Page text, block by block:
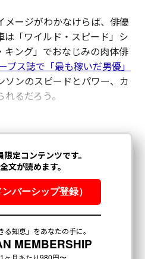
ージがわかなけらば、俳優
「ワイルド・スピード」シ
キング」でおなじみの肉体俳
ブス誌で「最も稼いだ男優」
ソンのスピードとパワー、カ
るだろう。